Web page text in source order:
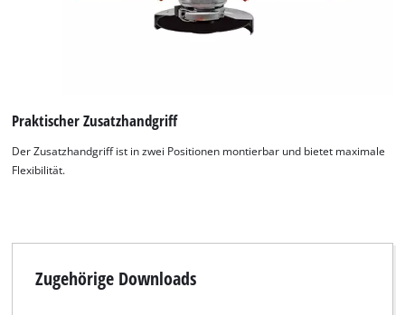
to trackers that are not disclosed to the
Praktischer Zusatzhandgriff
Der Zusatzhandgriff ist in zwei Positionen montierbar und bietet maximale
Flexibilität.
Zugehörige Downloads